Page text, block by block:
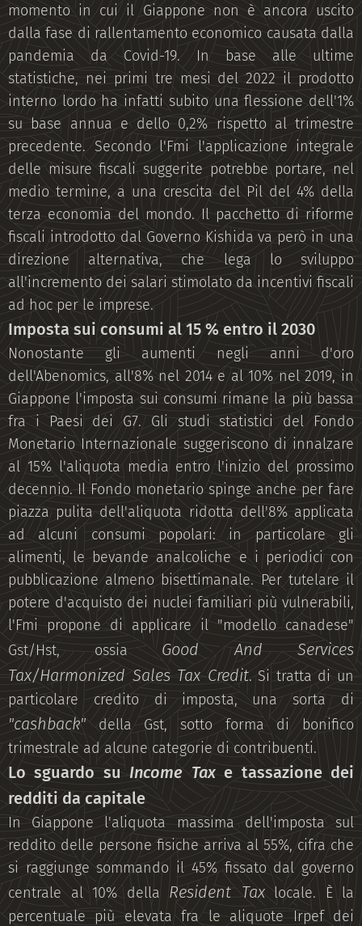
momento in cui il Giappone non è ancora uscito
dalla fase di rallentamento economico causata dalla
pandemia da Covid-19. In base alle ultime
statistiche, nei primi tre mesi del 2022 il prodotto
interno lordo ha infatti subito una flessione dell'1%
su base annua e dello 0,2% rispetto al trimestre
precedente. Secondo l'Fmi l'applicazione integrale
delle misure fiscali suggerite potrebbe portare, nel
medio termine, a una crescita del Pil del 4% della
terza economia del mondo. Il pacchetto di riforme
fiscali introdotto dal Governo Kishida va però in una
direzione alternativa, che lega lo sviluppo
all'incremento dei salari stimolato da incentivi fiscali
ad hoc per le imprese.
Imposta sui consumi al 15 % entro il 2030
Nonostante gli aumenti negli anni d'oro
dell'Abenomics, all'8% nel 2014 e al 10% nel 2019, in
Giappone l'imposta sui consumi rimane la più bassa
fra i Paesi dei G7. Gli studi statistici del Fondo
Monetario Internazionale suggeriscono di innalzare
al 15% l'aliquota media entro l'inizio del prossimo
decennio. Il Fondo monetario spinge anche per fare
piazza pulita dell'aliquota ridotta dell'8% applicata
ad alcuni consumi popolari: in particolare gli
alimenti, le bevande analcoliche e i periodici con
pubblicazione almeno bisettimanale. Per tutelare il
potere d'acquisto dei nuclei familiari più vulnerabili,
l'Fmi propone di applicare il "modello canadese"
Gst/Hst, ossia Good And Services
Tax/Harmonized Sales Tax Credit. Si tratta di un
particolare credito di imposta, una sorta di
"cashback"della Gst, sotto forma di bonifico
trimestrale ad alcune categorie di contribuenti.
Lo sguardo suIncome Taxe tassazione dei
redditi da capitale
In Giappone l'aliquota massima dell'imposta sul
reddito delle persone fisiche arriva al 55%, cifra che
si raggiunge sommando il 45% fissato dal governo
centrale al 10% della Resident Taxlocale. È la
percentuale più elevata fra le aliquote Irpef dei